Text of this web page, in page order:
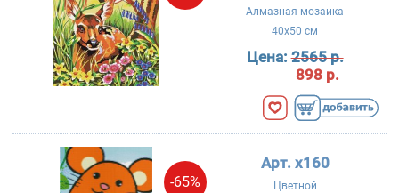
Алмазная мозаика
40x50 см
Цена:2565 р.
898 р.
-65%
Арт. x160
Цветной